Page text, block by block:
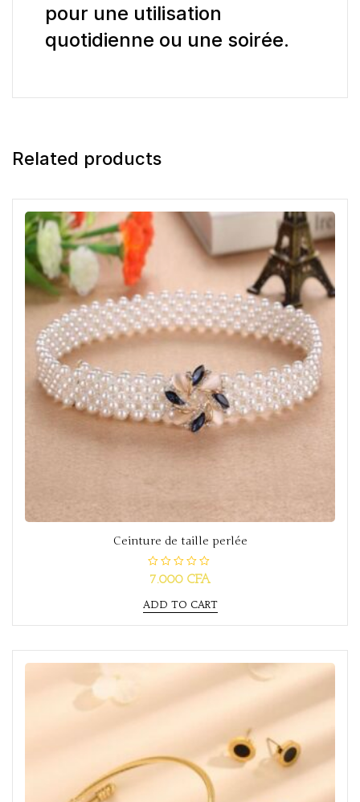
pour une utilisation
quotidienne ou une soirée.
Related products
Ceinture de taille perlée
R
a
e
d
0
t
o
7.000 CFA
ADD TO CART